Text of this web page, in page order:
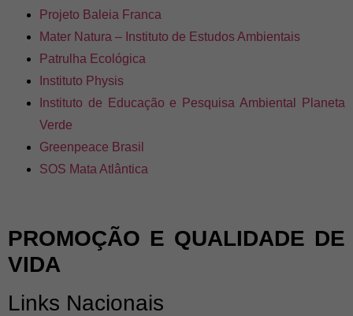
Projeto Baleia Franca
Mater Natura – Instituto de Estudos Ambientais
Patrulha Ecológica
Instituto Physis
Instituto de Educação e Pesquisa Ambiental Planeta
Verde
Greenpeace Brasil
SOS Mata Atlântica
PROMOÇÃO E QUALIDADE DE
VIDA
Links Nacionais